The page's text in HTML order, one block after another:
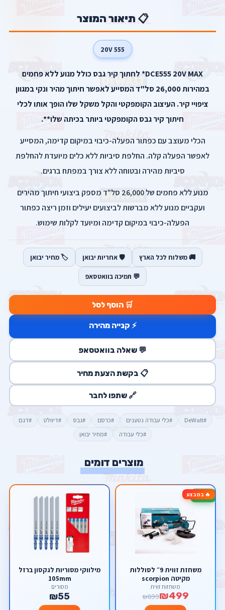
📋 תיאור המוצר
555 20V
DCE555 20V MAX* לחתוך קיר גבס כולל מנוע ללא פחמים
במהירות 26,000 סל"ד המסייע לאפשר חיתוך מהיר ונקי במגוון
ציפויי קיר. העיצוב הקומפקטי והקל משקל שלו הופך אותו לכלי
חיתוך קיר גבס הקומפקטי ביותר בכיתה שלו**.
הכלי מעוצב עם כפתור הפעלה-כיבוי במיקום קדימה, המסייע
לאפשר הפעלה קלה. החלפת סיביות ללא כלים מיועדת להחלפת
סיביות מהירה ובטוחה ללא צורך במפתח ברגים.
מנוע ללא פחמים של 26,000 סל"ד מספק ביצועי חיתוך מהירים
ועקביים מנוע ללא מברשות לביצועים יעילים וזמן ריצה כפתור
הפעלה-כיבוי במיקום קדימה ומיועד לקלות שימוש.
🚚 משלוח לכל הארץ 🛡️ אחריות יבואן 🏷️ מחיר יבואן
💬 תמיכה בוואטסאפ
🛒 הוסף לסל
⚡ קנייה מהירה
💬 שאלה בוואטסאפ
📋 בקשת הצעת מחיר
🔗 שתפו לחבר
#DeWalt #כלי עבודה נטענים #כרסם #גבס #דיוולט
#דגם
#כלי עבודה
#מחיר יבואן
מוצרים דומים
🔥 במבצע-44%
משחזת זווית 9״ לסוללות
מקיטה scorpion
משחזות זווית
₪499
₪899
מילווקי מסוריות לגקסון ברזל
105mm
מסורים
₪55